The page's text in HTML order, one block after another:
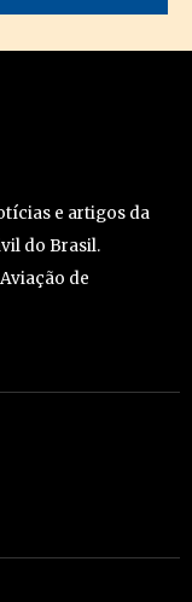
e artigos da
do Brasil.
de